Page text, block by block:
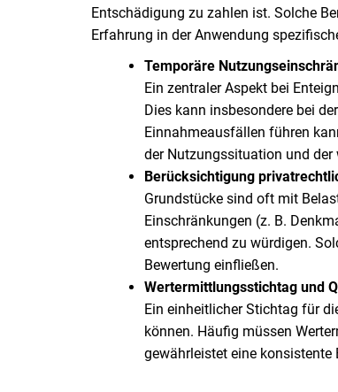
Entschädigung zu zahlen ist. Solche
Erfahrung in der Anwendung
Temporäre
Ein zentraler Aspekt bei
Dies kann insbesondere bei
Einnahmeausfällen führen
der Nutzungssituation und
Berücksichtigung
Grundstücke sind oft mit
Einschränkungen (z. B.
entsprechend zu würdigen.
Bewertung einfließen.
Wertermittlungsstichtag und
Ein einheitlicher Stichtag für
können. Häufig müssen
gewährleistet eine konsistente